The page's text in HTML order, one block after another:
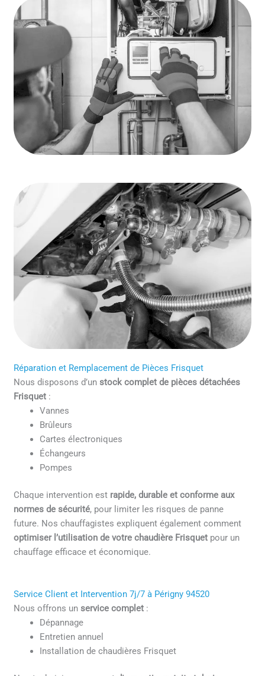
Réparation et Remplacement de Pièces Frisquet
Nous disposons d’unstock complet de pièces détachées
Frisquet :
Vannes
Brûleurs
Cartes électroniques
Échangeurs
Pompes
Chaque intervention est rapide, durable et conforme aux
normes de sécurité, pour limiter les risques de panne
future. Nos chauffagistes expliquent également comment
optimiser l’utilisation de votre chaudière Frisquet pour un
chauffage efficace et économique.
Service Client et Intervention 7j/7 à Périgny 94520
Nous offrons unservice complet :
Dépannage
Entretien annuel
Installation de chaudières Frisquet